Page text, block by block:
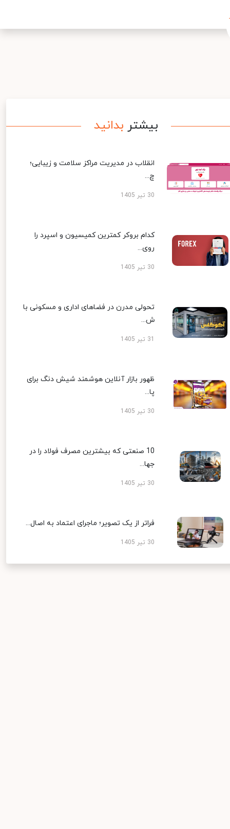
بیشتر بدانید
انقلاب در مدیریت مراکز سلامت و زیبایی؛
چ...
30 تیر 1405
کدام بروکر کمترین کمیسیون و اسپرد را
روی...
30 تیر 1405
تحولی مدرن در فضاهای اداری و مسکونی با
ش...
ظهور بازار آنلاین هوشمند شیش دنگ برای
پا...
30 تیر 1405
10 صنعتی که بیشترین مصرف فولاد را در
جها...
30 تیر 1405
فراتر از یک تصویر؛ ماجرای اعتماد به اصال...
30 تیر 1405